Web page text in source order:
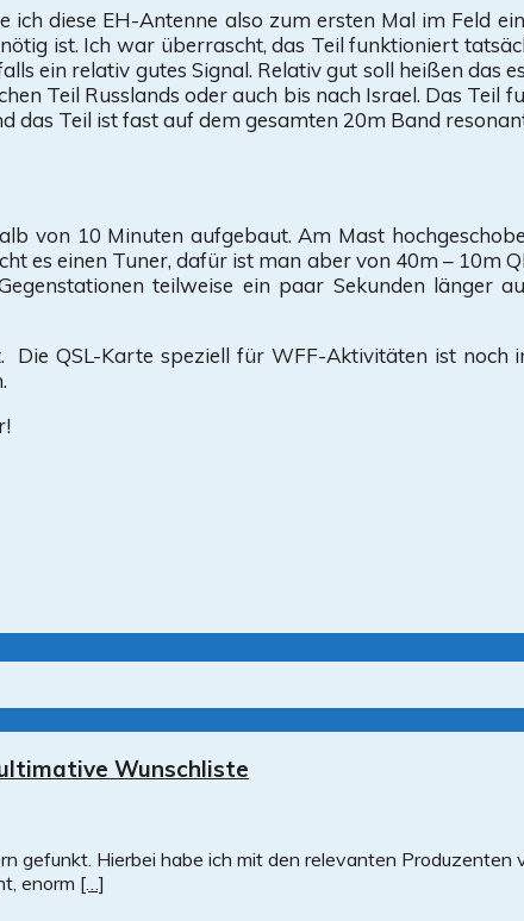
ich diese EH-Antenne also zum ersten Mal im Feld
ist. Ich war überrascht, das Teil funktioniert
ein relativ gutes Signal. Relativ gut soll heißen das
Teil Russlands oder auch bis nach Israel. Das
das Teil ist fast auf dem gesamten 20m Band
von 10 Minuten aufgebaut. Am Mast
es einen Tuner, dafür ist man aber von 40m – 10m
teilweise ein paar Sekunden länger
QSL-Karte speziell für WFF-Aktivitäten ist
Wunschliste
gefunkt. Hierbei habe ich mit den relevanten Produzenten
enorm […]